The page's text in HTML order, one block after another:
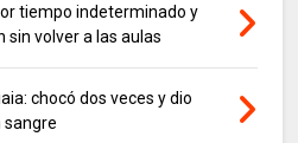
tiempo indeterminado y
sin volver a las aulas
chocó dos veces y dio
sangre